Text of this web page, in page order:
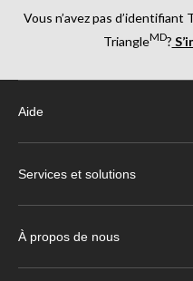
Vous n’avez pas
TriangleMD?
Aide
Services et solutions
À propos de nous